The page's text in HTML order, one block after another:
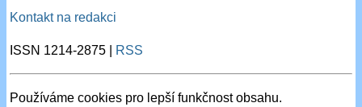
Kontakt na redakci
ISSN 1214-2875 | RSS
Používáme cookies pro lepší funkčnost obsahu.